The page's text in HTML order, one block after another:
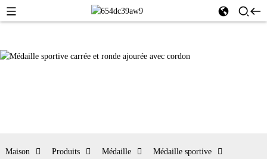
Maison Produits Médaille
Médaille sportive